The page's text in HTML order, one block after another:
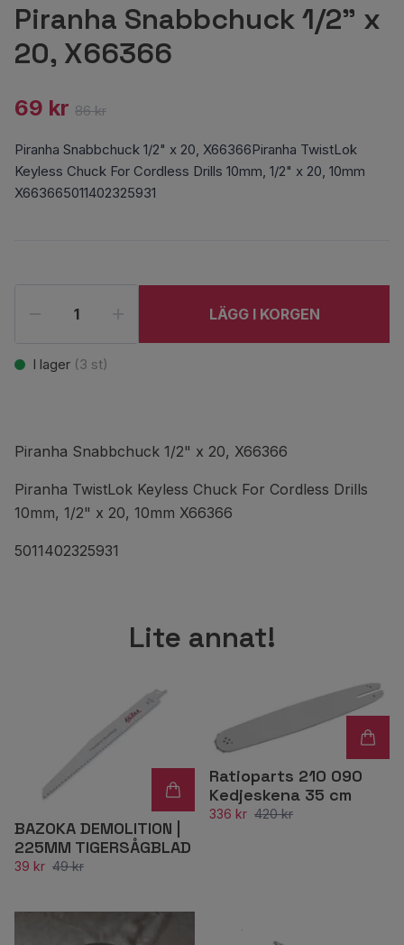
Piranha Snabbchuck 1/2" x
20, X66366
69 kr 86 kr
Piranha Snabbchuck 1/2" x 20, X66366Piranha TwistLok
Keyless Chuck For Cordless Drills 10mm, 1/2" x 20, 10mm
X663665011402325931
LÄGG I KORGEN
I lager (3 st)
Piranha Snabbchuck 1/2" x 20, X66366
Piranha TwistLok Keyless Chuck For Cordless Drills
10mm, 1/2" x 20, 10mm X66366
5011402325931
Lite annat!
BAZOKA DEMOLITION |
225MM TIGERSÅGBLAD
39 kr 49 kr
Ratioparts 210 090
Kedjeskena 35 cm
336 kr 420 kr